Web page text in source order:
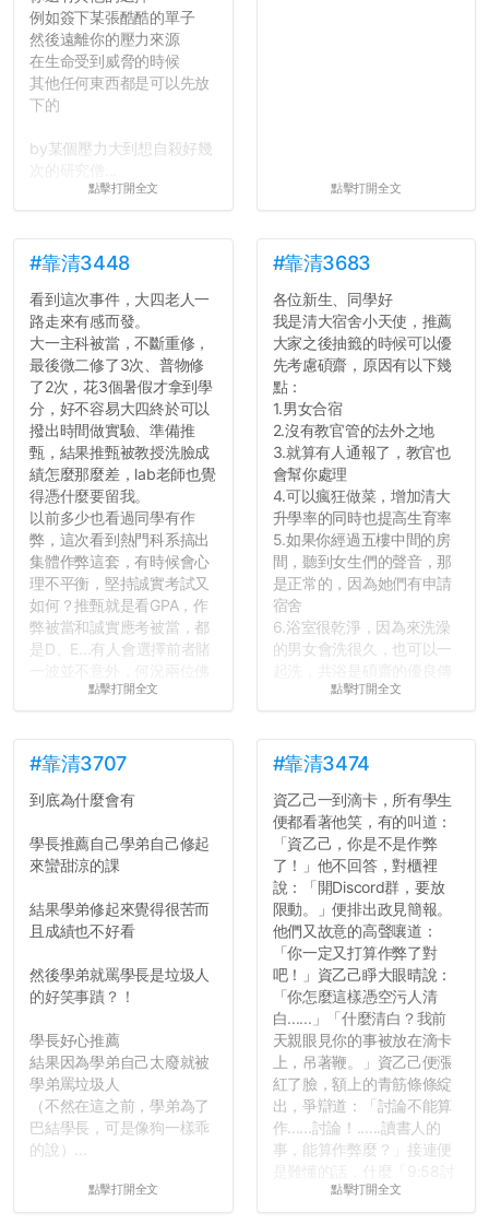
例如簽下某張酷酷的單子
然後遠離你的壓力來源
在生命受到威脅的時候
其他任何東西都是可以先放
下的
by某個壓力大到想自殺好幾
點擊打開全文 點擊打開全文
#靠清3448
看到這次事件，大四老人一
路走來有感而發。
大一主科被當，不斷重修，
最後微二修了3次、普物修
了2次，花3個暑假才拿到學
分，好不容易大四終於可以
撥出時間做實驗、準備推
甄，結果推甄被教授洗臉成
績怎麼那麼差，lab老師也覺
得憑什麼要留我。
以前多少也看過同學有作
弊，這次看到熱門科系搞出
集體作弊這套，有時候會心
理不平衡，堅持誠實考試又
如何？推甄就是看GPA，作
弊被當和誠實應考被當，都
是D、E...有人會選擇前者賭
心教授看起來要輕輕放下
長作弊的風氣。
反正老人我明天就要搬離新
關，就當最後一天發個牢騷
吧XD，祝學弟妹們修課順利
點擊打開全文
#靠清3683
各位新生、同學好
我是清大宿舍小天使，推薦
大家之後抽籤的時候可以優
先考慮碩齋，原因有以下幾
點：
1.男女合宿
2.沒有教官管的法外之地
3.就算有人通報了，教官也
會幫你處理
4.可以瘋狂做菜，增加清大
升學率的同時也提高生育率
5.如果你經過五樓中間的房
間，聽到女生們的聲音，那
是正常的，因為她們有申請
宿舍
6.浴室很乾淨，因為來洗澡
的男女會洗很久，也可以一
舍房間，都歡迎留言讓我知
道...
點擊打開全文
#靠清3707
到底為什麼會有
學長推薦自己學弟自己修起
來蠻甜涼的課
結果學弟修起來覺得很苦而
且成績也不好看
然後學弟就罵學長是垃圾人
的好笑事蹟？！
學長好心推薦
結果因為學弟自己太廢就被
學弟罵垃圾人
（不然在這之前，學弟為了
巴結學長，可是像狗一樣乖
的說）...
點擊打開全文
#靠清3474
資乙己一到滴卡，所有學生
便都看著他笑，有的叫道：
「資乙己，你是不是作弊
了！」他不回答，對櫃裡
說：「開Discord群，要放
限動。」便排出政見簡報。
他們又故意的高聲嚷道：
「你一定又打算作弊了對
吧！」資乙己睜大眼晴說：
「你怎麼這樣憑空污人清
白......」「什麼清白？我前
天親眼見你的事被放在滴卡
上，吊著鞭。」資乙己便漲
紅了臉，額上的青筋條條綻
出，爭辯道：「討論不能算
作......討論！......讀書人的
事，能算作弊麼？」接連便
論考題難度」，什麼「名譽
點擊打開全文